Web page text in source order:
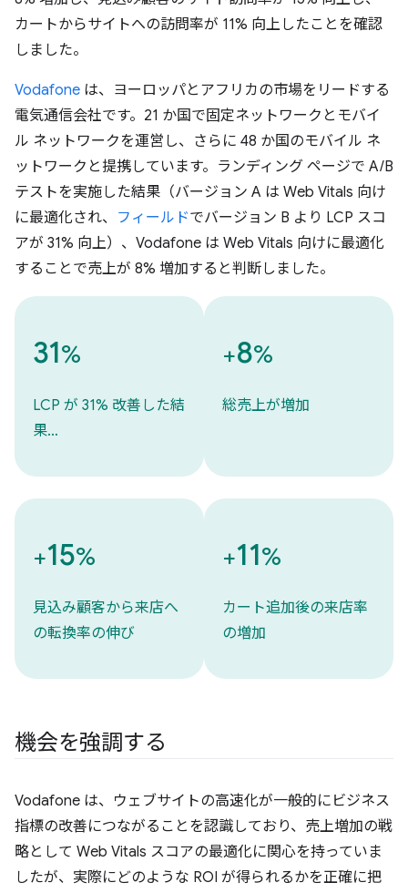
カートからサイトへの訪問率が 11% 向上したことを確認
しました。
Vodafone は、ヨーロッパとアフリカの市場をリードする
電気通信会社です。21 か国で固定ネットワークとモバイ
ル ネットワークを運営し、さらに 48 か国のモバイル ネ
ットワークと提携しています。ランディング ページで A/B
テストを実施した結果（バージョン A は Web Vitals 向け
に最適化され、 フィールドでバージョン B より LCP スコ
アが 31% 向上）、Vodafone は Web Vitals 向けに最適化
することで売上が 8% 増加すると判断しました。
31%
LCP が 31% 改善した結
果…
+8%
総売上が増加
+15%
見込み顧客から来店へ
の転換率の伸び
+11%
カート追加後の来店率
の増加
機会を強調する
Vodafone は、ウェブサイトの高速化が一般的にビジネス
指標の改善につながることを認識しており、売上増加の戦
略として Web Vitals スコアの最適化に関心を持っていま
したが、実際にどのような ROI が得られるかを正確に把